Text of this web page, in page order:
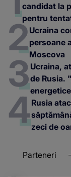
candidat la
pentru
Ucraina
persoane
Moscova
Ucraina,
de Rusia.
Rusia
zeci de
Parteneri